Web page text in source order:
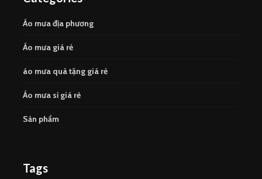
Áo mưa địa phương
Áo mưa giá rẻ
áo mưa quà tặng giá rẻ
Áo mưa sỉ giá rẻ
Sản phẩm
Tags